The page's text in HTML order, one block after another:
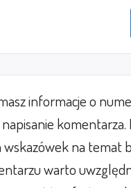
informacje o
komentarza.
wskazówek na temat
warto